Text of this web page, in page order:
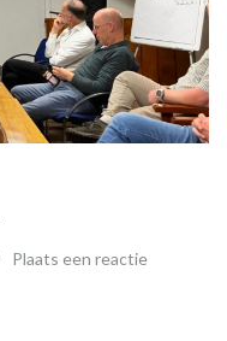
Plaats een reactie